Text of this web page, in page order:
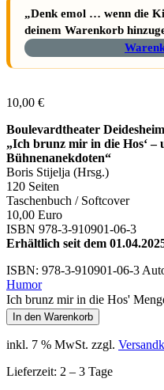
„Denk emol … wenn die
deinem Warenkorb
10,00 €
Boulevardtheater Deidesheim
„Ich brunz mir in die Hos‘ –
Bühnenanekdoten“
Boris Stijelja (Hrsg.)
120 Seiten
Taschenbuch / Softcover
10,00 Euro
ISBN 978-3-910901-06-3
Erhältlich seit dem
ISBN: 978-3-910901-06-3
Humor
Ich brunz mir in die Hos'
In den Warenkorb
inkl. 7 % MwSt. zzgl.
Lieferzeit: 2 – 3 Tage